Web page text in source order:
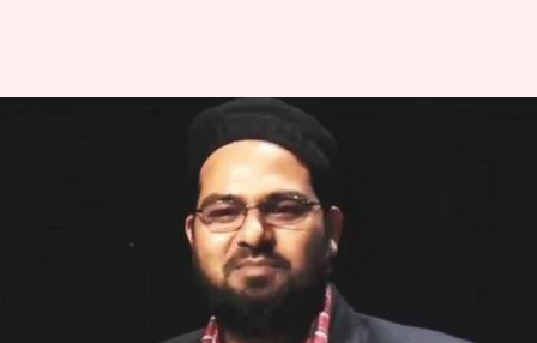
जामिया: प्रोफेसर ने किया "गैर-मुस्लिम
छात्रों को फेल" करने संंबंधी ट्वीट,
यूनिवर्सिटी ने किया निलंबित
Mar 26, 2020 03:42 pm